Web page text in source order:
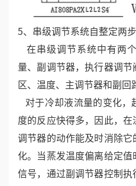
5、串级调节系统自整定两
在串级调节系统中有两
量、副调节器，执行器调
区、温度、主调节器和副回
对于冷却液流量的变化，
度的反应快得多，因此，在
调节器的动作能及时消除
化。当蒸发温度偏离给定
信号，通过副调节器控制